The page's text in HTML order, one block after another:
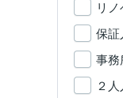
リ
保証
事務
２